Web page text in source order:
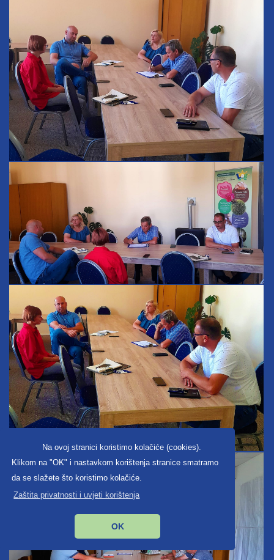
Na ovoj stranici koristimo kolačiće (cookies).
Klikom na "OK" i nastavkom korištenja stranice smatramo
da se slažete što koristimo kolačiće.
Zaštita privatnosti i uvjeti korištenja
OK